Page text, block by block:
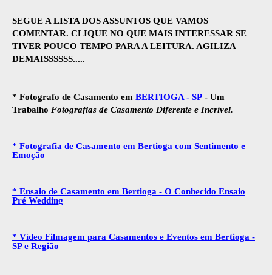
SEGUE A LISTA DOS ASSUNTOS QUE VAMOS
COMENTAR. CLIQUE NO QUE MAIS INTERESSAR SE
TIVER POUCO TEMPO PARA A LEITURA. AGILIZA
DEMAISSSSSS.....
* Fotografo de Casamento em BERTIOGA - SP - Um
Trabalho Fotografias de Casamento Diferente e Incrível.
* Fotografia de Casamento em Bertioga com Sentimento e
Emoção
* Ensaio de Casamento em Bertioga - O Conhecido Ensaio
Pré Wedding
* Vídeo Filmagem para Casamentos e Eventos em Bertioga -
SP e Região